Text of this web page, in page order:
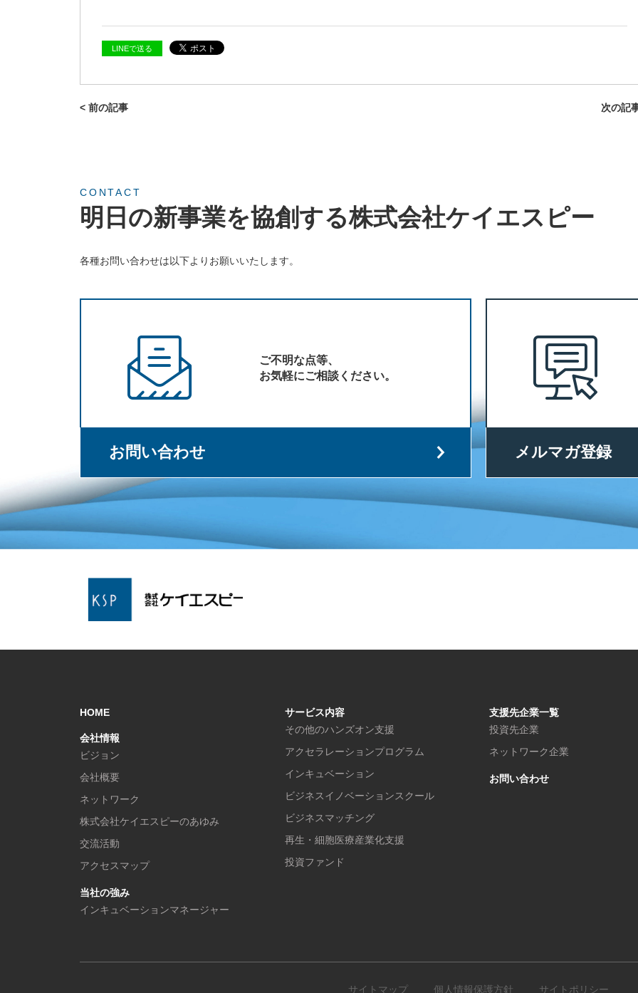
LINEで送る
< 前の記事 次の記
CONTACT
明日の新事業を協創する株式会社ケイエスピー
各種お問い合わせは以下よりお願いいたします。
ご不明な点等、
お気軽にご相談ください。
お問い合わせ メルマガ登録
HOME
会社情報
ビジョン
会社概要
ネットワーク
株式会社ケイエスピーのあゆみ
交流活動
アクセスマップ
当社の強み
インキュベーションマネージャー
サービス内容
その他のハンズオン支援
アクセラレーションプログラム
インキュベーション
ビジネスイノベーションスクール
ビジネスマッチング
再生・細胞医療産業化支援
投資ファンド
支援先企業一覧
投資先企業
ネットワーク企業
お問い合わせ
サイトマップ 個人情報保護方針 サイトポリシー